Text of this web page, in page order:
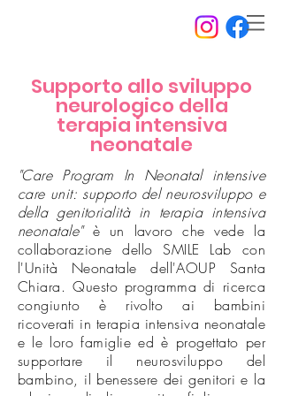
Supporto allo sviluppo
neurologico della
terapia intensiva
neonatale
"Care Program In Neonatal intensive
care unit: supporto del neurosviluppo e
della genitorialità in terapia intensiva
neonatale"è un lavoro che vede la
collaborazione dello SMILE Lab con
l'Unità Neonatale dell'AOUP Santa
Chiara. Questo programma di ricerca
congiunto è rivolto ai bambini
ricoverati in terapia intensiva neonatale
e le loro famiglie ed è progettato per
supportare il neurosviluppo del
bambino, il benessere dei genitori e la